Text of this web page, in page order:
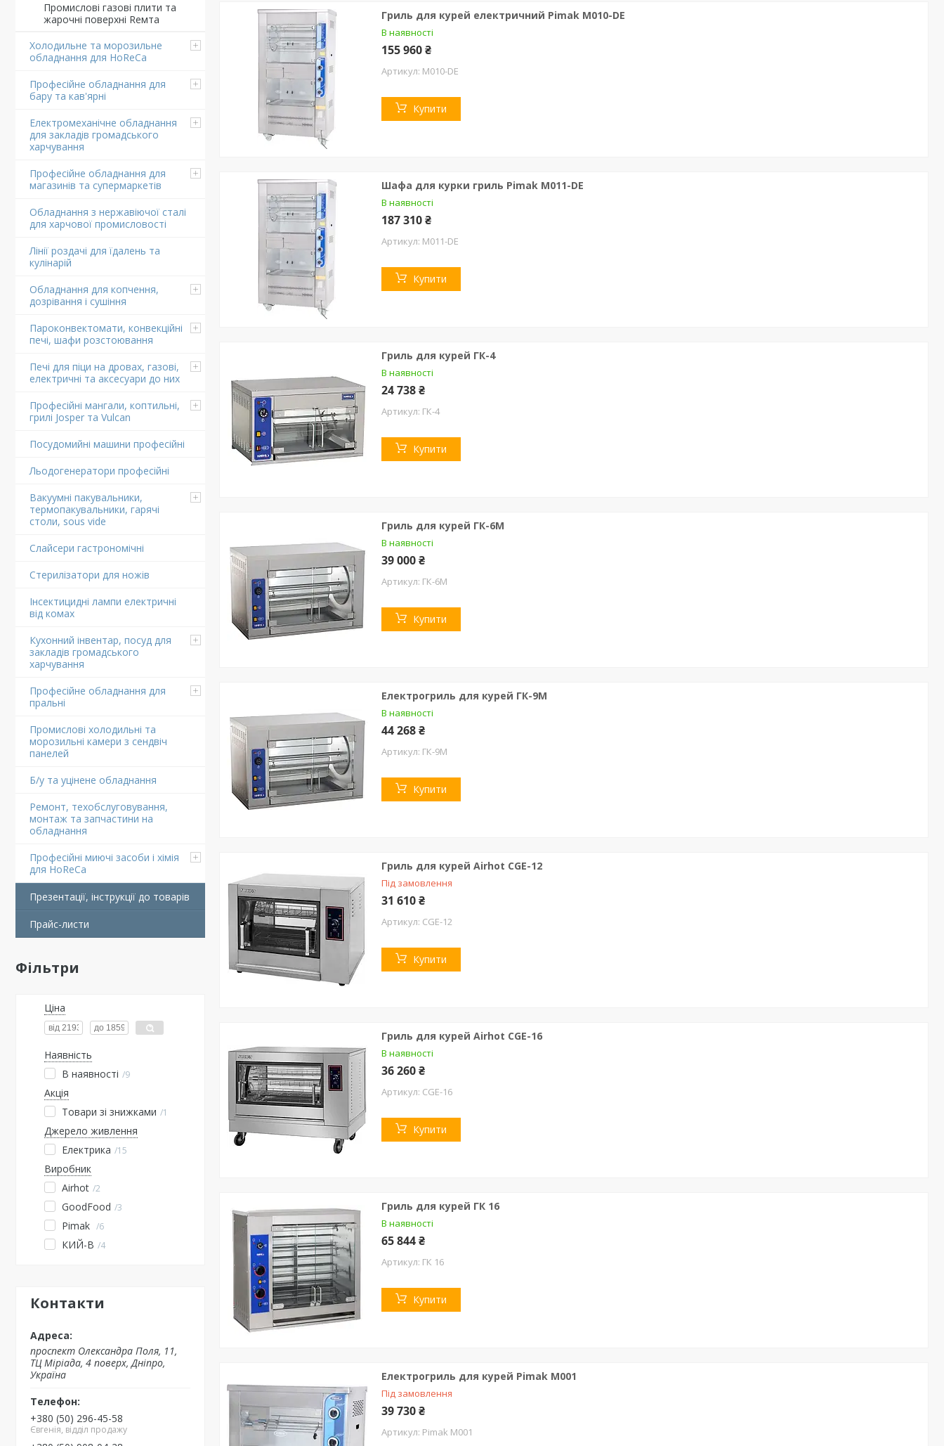
Промислові газові плити та
жарочні поверхні Rемта
Холодильне та морозильне
обладнання для HoReCa
Професійне обладнання для
бару та кав'ярні
Електромеханічне обладнання
для закладів громадського
харчування
Професійне обладнання для
магазинів та супермаркетів
Обладнання з нержавіючої сталі
для харчової промисловості
Лінії роздачі для їдалень та
кулінарій
Обладнання для копчення,
дозрівання і сушіння
Пароконвектомати, конвекційні
печі, шафи розстоювання
Печі для піци на дровах, газові,
електричні та аксесуари до них
Професійні мангали, коптильні,
грилі Josper та Vulcan
Посудомийні машини професійні
Льодогенератори професійні
Вакуумні пакувальники,
термопакувальники, гарячі
столи, sous vide
Слайсери гастрономічні
Стерилізатори для ножів
Інсектицидні лампи електричні
від комах
Кухонний інвентар, посуд для
закладів громадського
харчування
Професійне обладнання для
пральні
Промислові холодильні та
морозильні камери з сендвіч
панелей
Б/у та уцінене обладнання
Ремонт, техобслуговування,
монтаж та запчастини на
обладнання
Професійні миючі засоби і хімія
для HoReCa
Презентації, інструкції до товарів
Прайс-листи
Фільтри
Ціна
Наявність
В наявності
9
Акція
Товари зі знижками
1
Джерело живлення
Електрика
15
Виробник
Airhot 2
GoodFood 3
Pimak 6
КИЙ-В 4
Контакти
проспект Олександра Поля, 11,
ТЦ Міріада, 4 поверх, Дніпро,
Україна
+380 (50) 296-45-58
Євгенія, відділ продажу
Гриль для курей електричний Pimak М010-DE
В наявності
155 960 ₴
М010-DE
Купити
Шафа для курки гриль Pimak М011-DE
В наявності
187 310 ₴
М011-DE
Купити
Гриль для курей ГК-4
В наявності
24 738 ₴
ГК-4
Купити
Гриль для курей ГК-6М
В наявності
39 000 ₴
ГК-6М
Купити
Електрогриль для курей ГК-9М
В наявності
44 268 ₴
ГК-9М
Купити
Гриль для курей Airhot CGE-12
Під замовлення
31 610 ₴
CGE-12
Купити
Гриль для курей Airhot CGЕ-16
В наявності
36 260 ₴
CGЕ-16
Купити
Гриль для курей ГК 16
В наявності
65 844 ₴
ГК 16
Купити
Електрогриль для курей Pimak М001
Під замовлення
39 730 ₴
Pimak М001